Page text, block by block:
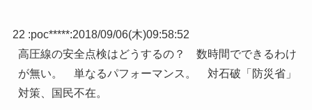
22 :poc*****:2018/09/06(木)09:58:52
高圧線の安全点検はどうするの？ 数時間でできるわけ
が無い。 単なるパフォーマンス。 対石破「防災省」
対策、国民不在。